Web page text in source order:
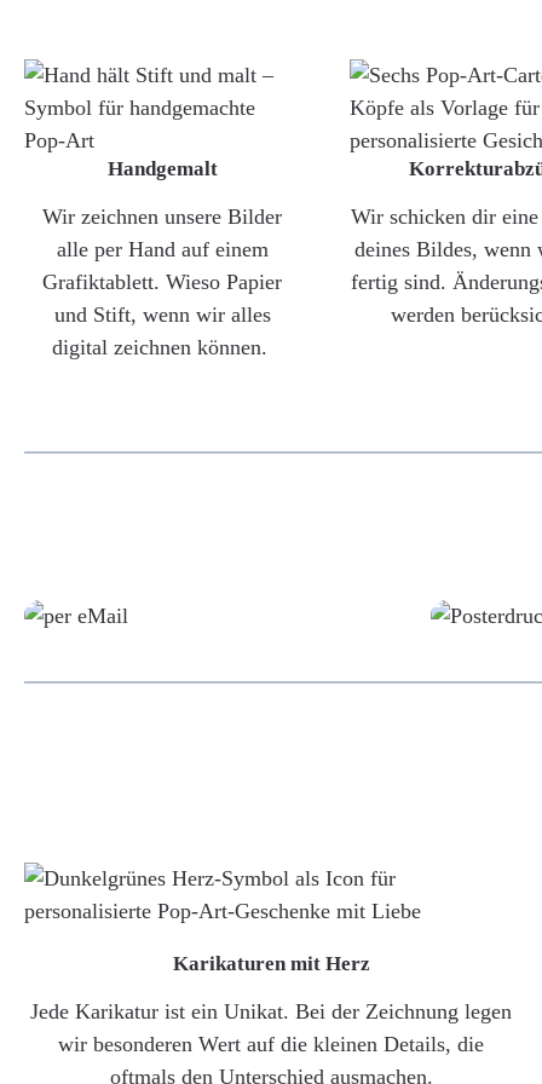
Handgemalt
Wir zeichnen unsere Bilder
alle per Hand auf einem
Grafiktablett. Wieso Papier
und Stift, wenn wir alles
digital zeichnen können.
Wir schicken dir eine
deines Bildes, wenn
fertig sind.
werden
Karikaturen mit Herz
Jede Karikatur ist ein Unikat. Bei der Zeichnung legen
wir besonderen Wert auf die kleinen Details, die
oftmals den Unterschied ausmachen.